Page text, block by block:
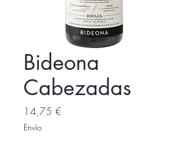
Bideona
Cabezadas
14,75 €
Envío